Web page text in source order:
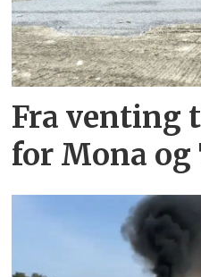
Fra venting
for Mona og